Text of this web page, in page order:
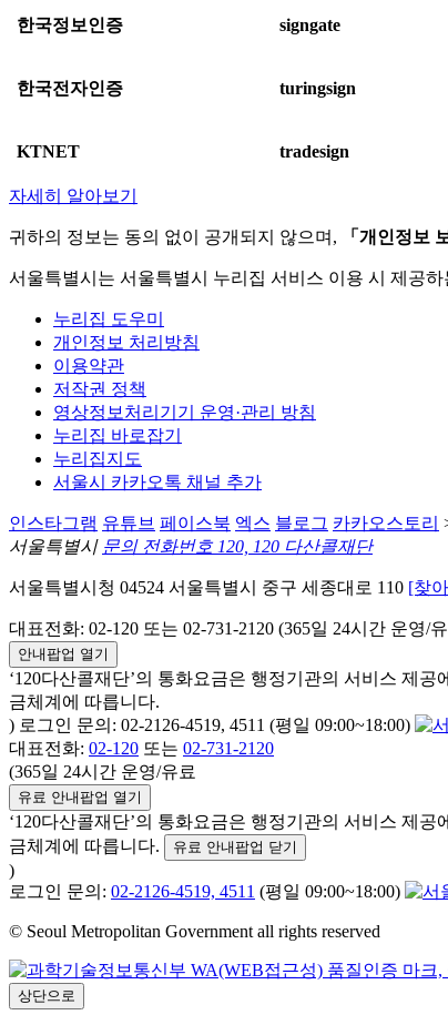
한국정보인증 signgate
한국전자인증 turingsign
KTNET tradesign
자세히 알아보기
귀하의 정보는 동의 없이 공개되지 않으며, 「개인정보
서울특별시는 서울특별시 누리집 서비스 이용 시 제공
누리집 도우미
개인정보 처리방침
이용약관
저작권 정책
영상정보처리기기 운영·관리 방침
누리집 바로잡기
누리집지도
서울시 카카오톡 채널 추가
인스타그램 유튜브 페이스북 엑스 블로그 카카오스토리
서울특별시 문의 전화번호 120, 120 다산콜재단
서울특별시청 04524 서울특별시 중구 세종대로 110 [찾
대표전화: 02-120 또는 02-731-2120 (365일 24시간 운영/
안내팝업 열기
‘120다산콜재단’의 통화요금은 행정기관의 서비스 제공
금체계에 따릅니다.
) 로그인 문의: 02-2126-4519, 4511 (평일 09:00~18:00)
대표전화: 02-120 또는 02-731-2120
(365일 24시간 운영/유료
유료 안내팝업 열기
‘120다산콜재단’의 통화요금은 행정기관의 서비스 제공
금체계에 따릅니다.
유료 안내팝업 닫기
)
로그인 문의: 02-2126-4519, 4511 (평일 09:00~18:00)
© Seoul Metropolitan Government all rights reserved
상단으로